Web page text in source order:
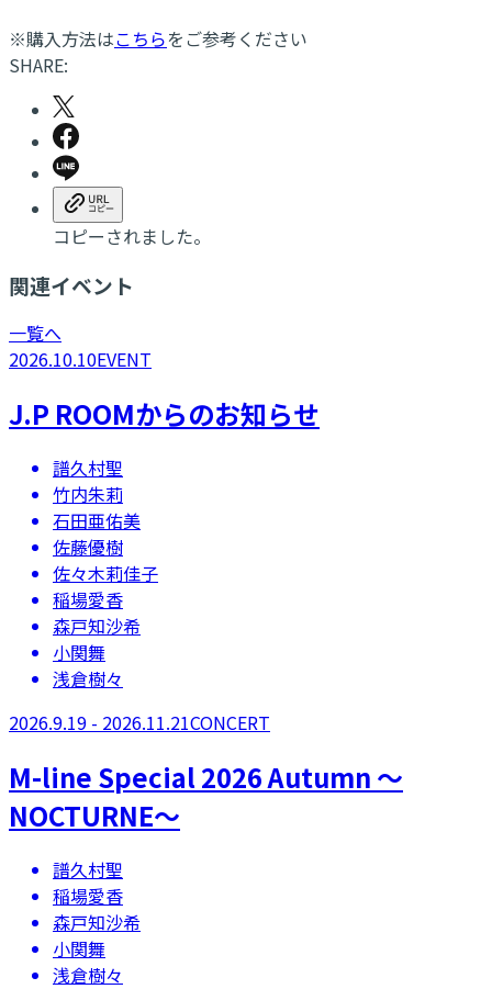
※購入方法はこちらをご参考ください
SHARE:
コピーされました。
関連イベント
一覧へ
2026.10.10EVENT
J.P ROOMからのお知らせ
譜久村聖
竹内朱莉
石田亜佑美
佐藤優樹
佐々木莉佳子
稲場愛香
森戸知沙希
小関舞
浅倉樹々
2026.9.19 - 2026.11.21CONCERT
M-line Special 2026 Autumn 〜
NOCTURNE〜
譜久村聖
稲場愛香
森戸知沙希
小関舞
浅倉樹々